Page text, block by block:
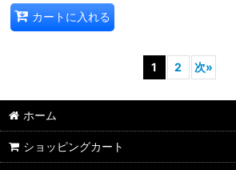
カートに入れる
1 2 次»
ホーム
ショッピングカート